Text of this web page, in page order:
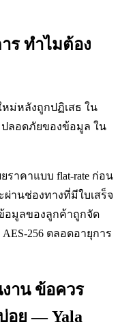
ร ทำไมต้อง
ม่หลังถูกปฏิเสธ ใน
ปลอดภัยของข้อมูล ใน
ยราคาแบบ flat-rate ก่อน
ผ่านช่องทางที่มีใบเสร็จ
อมูลของลูกค้าถูกจัด
AES-256 ตลอดอายุการ
าน ข้อควร
อย — Yala